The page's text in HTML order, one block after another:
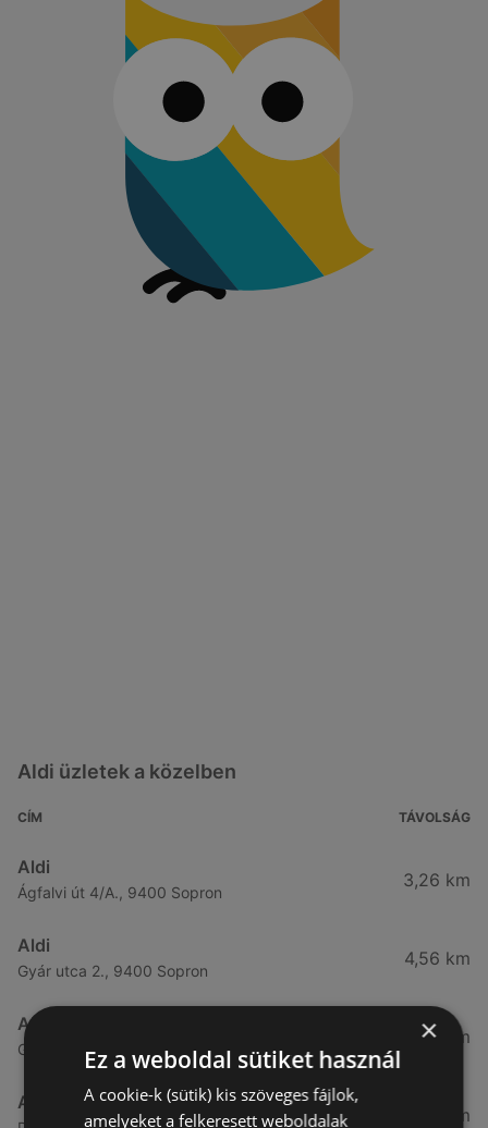
Aldi üzletek a közelben
CÍM TÁVOLSÁG
Aldi
Ágfalvi út 4/A., 9400 Sopron
3,26 km
Aldi
Gyár utca 2., 9400 Sopron
4,56 km
Aldi
Győri út 45., 9400 Sopron
7,57 km
Aldi
49,08 km
×
Ez a weboldal sütiket használ
A cookie-k (sütik) kis szöveges fájlok,
amelyeket a felkeresett weboldalak